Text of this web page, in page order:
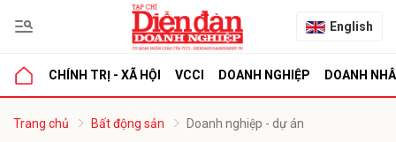
English
CHÍNH TRỊ - XÃ HỘI VCCI DOANH NGHIỆP DOANH
Trang chủ Bất động sản Doanh nghiệp - dự án
luận